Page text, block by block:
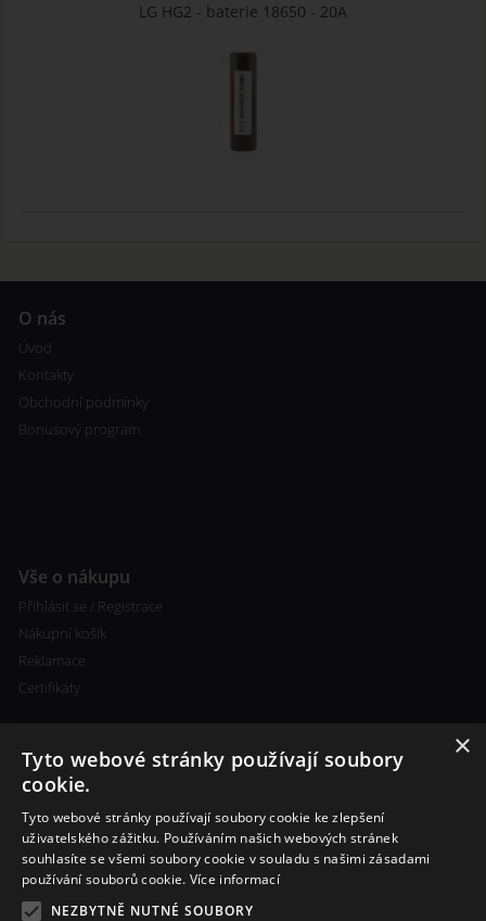
LG HG2 - baterie 18650 - 20A
O nás
Úvod
Kontakty
Obchodní podmínky
Bonusový program
Vše o nákupu
Přihlásit se / Registrace
Nákupní košík
Reklamace
Certifikáty
Kontakty
+420 773 693 673
info@cigareta-shop.cz
×
Tyto webové stránky používají soubory
cookie.
Tyto webové stránky používají soubory cookie ke zlepšení
uživatelského zážitku. Používáním našich webových stránek
souhlasíte se všemi soubory cookie v souladu s našimi zásadami
používání souborů cookie. Více informací
NEZBYTNĚ NUTNÉ SOUBORY